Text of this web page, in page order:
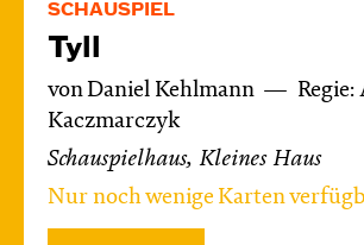
SCHAUSPIEL
Tyll
von Daniel Kehlmann
Kaczmarczyk
Schauspielhaus, Kleines Haus
Nur noch wenige Karten